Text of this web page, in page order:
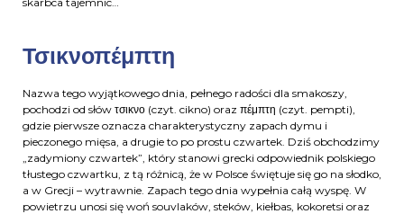
Τσικνοπέμπτη
Nazwa tego wyjątkowego dnia, pełnego radości dla smakoszy,
pochodzi od słów τσικνο (czyt. cikno) oraz πέμπτη (czyt. pempti),
gdzie pierwsze oznacza charakterystyczny zapach dymu i
pieczonego mięsa, a drugie to po prostu czwartek. Dziś obchodzimy
„zadymiony czwartek”, który stanowi grecki odpowiednik polskiego
tłustego czwartku, z tą różnicą, że w Polsce świętuje się go na słodko,
a w Grecji – wytrawnie. Zapach tego dnia wypełnia całą wyspę. W
powietrzu unosi się woń souvlaków, steków, kiełbas, kokoretsi oraz